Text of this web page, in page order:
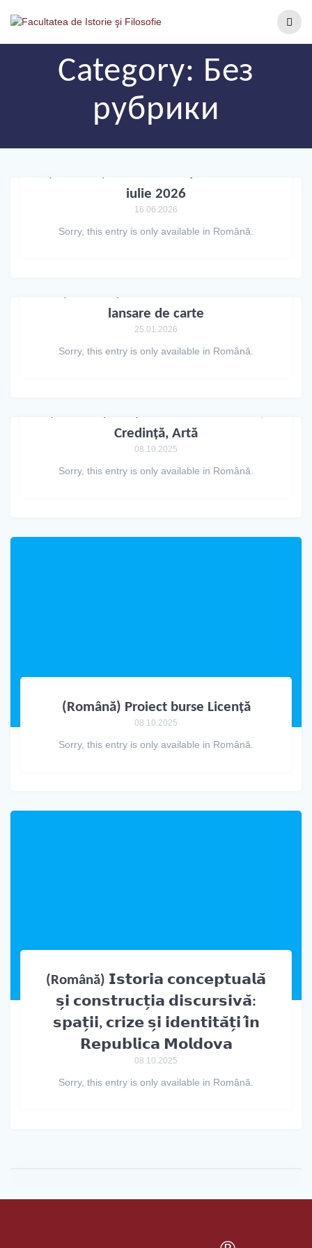
Category: Без
рубрики
iulie 2026
16.06.2026
Sorry, this entry is only available in Română.
lansare de carte
25.01.2026
Sorry, this entry is only available in Română.
Credință, Artă
08.10.2025
Sorry, this entry is only available in Română.
(Română) Proiect burse Licență
08.10.2025
Sorry, this entry is only available in Română.
(Română) 𝗜𝘀𝘁𝗼𝗿𝗶𝗮 𝗰𝗼𝗻𝗰𝗲𝗽𝘁𝘂𝗮𝗹𝗮̆
𝘀̗𝗶 𝗰𝗼𝗻𝘀𝘁𝗿𝘂𝗰𝘁̗𝗶𝗮 𝗱𝗶𝘀𝗰𝘂𝗿𝘀𝗶𝘃𝗮̆:
𝘀𝗽𝗮𝘁̗𝗶𝗶, 𝗰𝗿𝗶𝘇𝗲 𝘀̗𝗶 𝗶𝗱𝗲𝗻𝘁𝗶𝘁𝗮̆𝘁̗𝗶 𝗶̂𝗻
𝗥𝗲𝗽𝘂𝗯𝗹𝗶𝗰𝗮 𝗠𝗼𝗹𝗱𝗼𝘃𝗮
08.10.2025
Sorry, this entry is only available in Română.